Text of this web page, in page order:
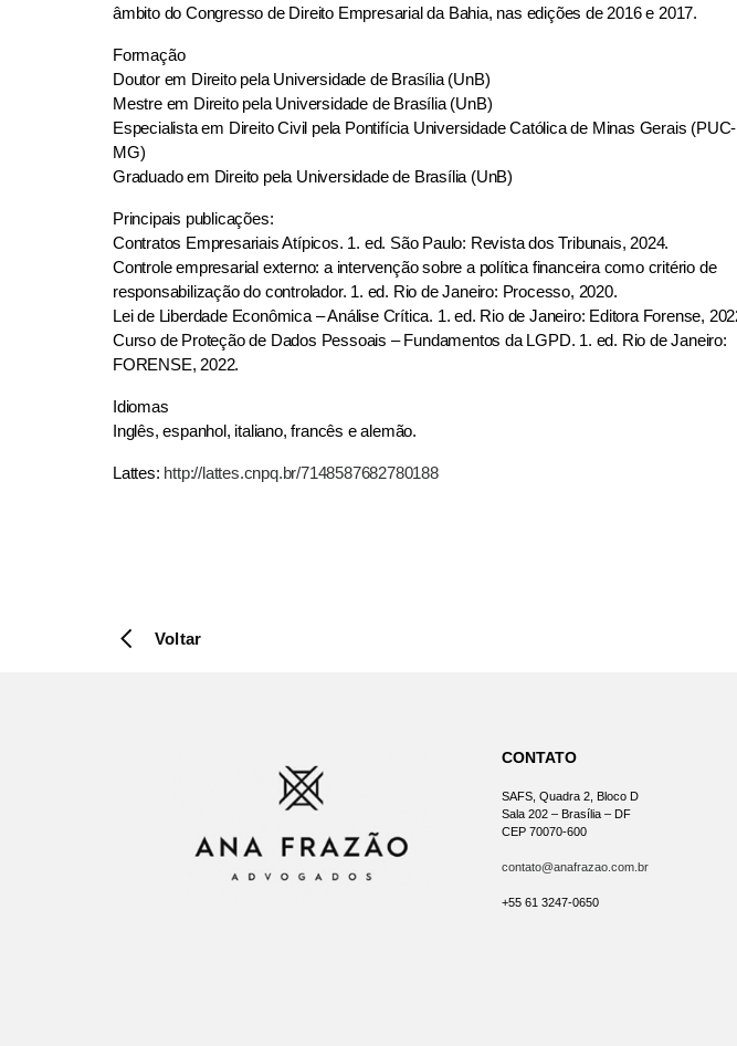
âmbito do Congresso de Direito Empresarial da Bahia, nas edições de 2016 e 2017.
Formação
Doutor em Direito pela Universidade de Brasília (UnB)
Mestre em Direito pela Universidade de Brasília (UnB)
Especialista em Direito Civil pela Pontifícia Universidade Católica de Minas Gerais (PUC-
MG)
Graduado em Direito pela Universidade de Brasília (UnB)
Principais publicações:
Contratos Empresariais Atípicos. 1. ed. São Paulo: Revista dos Tribunais, 2024.
Controle empresarial externo: a intervenção sobre a política financeira como critério de
responsabilização do controlador. 1. ed. Rio de Janeiro: Processo, 2020.
Lei de Liberdade Econômica – Análise Crítica. 1. ed. Rio de Janeiro: Editora Forense,
Curso de Proteção de Dados Pessoais – Fundamentos da LGPD. 1. ed. Rio de Janeiro:
FORENSE, 2022.
Idiomas
Inglês, espanhol, italiano, francês e alemão.
Lattes: http://lattes.cnpq.br/7148587682780188
Voltar
CONTATO
SAFS, Quadra 2, Bloco D
Sala 202 – Brasília – DF
CEP 70070-600
contato@anafrazao.com.br
+55 61 3247-0650